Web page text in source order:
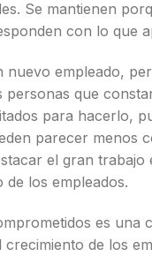
Se mantienen
con lo que
empleado,
que
para hacerlo,
parecer menos
el gran
los empleados.
es una
de los